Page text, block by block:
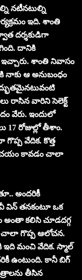
నటీనటుల్ని
ఇది. శాంతి
దర్శకుడిగా
దానికి
శాంతి నివాసం
నాకు ఆ అనుబంధం
రాసిన వారిని సెలెక్ట్
వేరు. ఇందులో
రోజుల్లో తీశాం.
వేదిక. కొత్త
కావడం చాలా
అందరికీ
తనకంటూ ఒక
అంతా కలిసి చూడదగ్గ
చాలా గొప్ప ఆలోచన.
ఇది మంచి వేదిక. స్మాల్
ఉంటుంది. కానీ బిగ్
తీసిన